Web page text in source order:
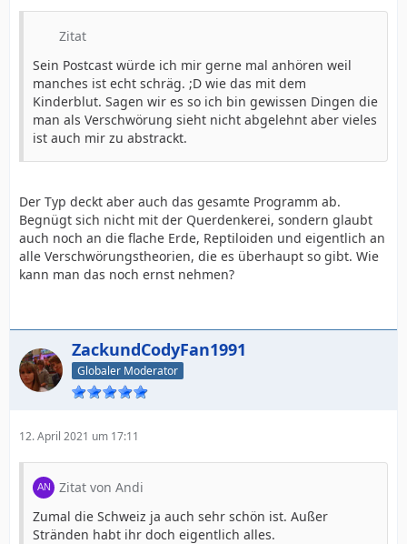
Zitat
Sein Postcast würde ich mir gerne mal anhören weil
manches ist echt schräg. ;D wie das mit dem
Kinderblut. Sagen wir es so ich bin gewissen Dingen die
man als Verschwörung sieht nicht abgelehnt aber vieles
ist auch mir zu abstrackt.
Der Typ deckt aber auch das gesamte Programm ab.
Begnügt sich nicht mit der Querdenkerei, sondern glaubt
auch noch an die flache Erde, Reptiloiden und eigentlich an
alle Verschwörungstheorien, die es überhaupt so gibt. Wie
kann man das noch ernst nehmen?
ZackundCodyFan1991
Globaler Moderator
12. April 2021 um 17:11
Zitat von Andi
Zumal die Schweiz ja auch sehr schön ist. Außer
Stränden habt ihr doch eigentlich alles.